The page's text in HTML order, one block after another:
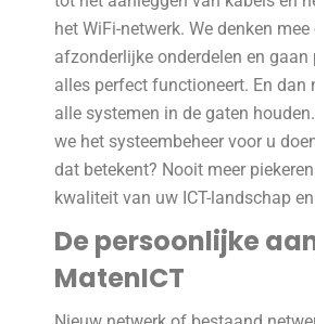
het WiFi-netwerk. We denken
afzonderlijke onderdelen en gaan
alles perfect functioneert. En dan
alle systemen in de gaten
we het systeembeheer voor u
dat betekent? Nooit meer
kwaliteit van uw ICT-landschap
De persoonlijke
MatenICT